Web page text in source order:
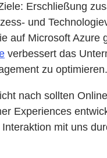
Erschließung
und
auf Microsoft Azure
verbessert das
zu optimieren.
nach sollten
Experiences
mit uns